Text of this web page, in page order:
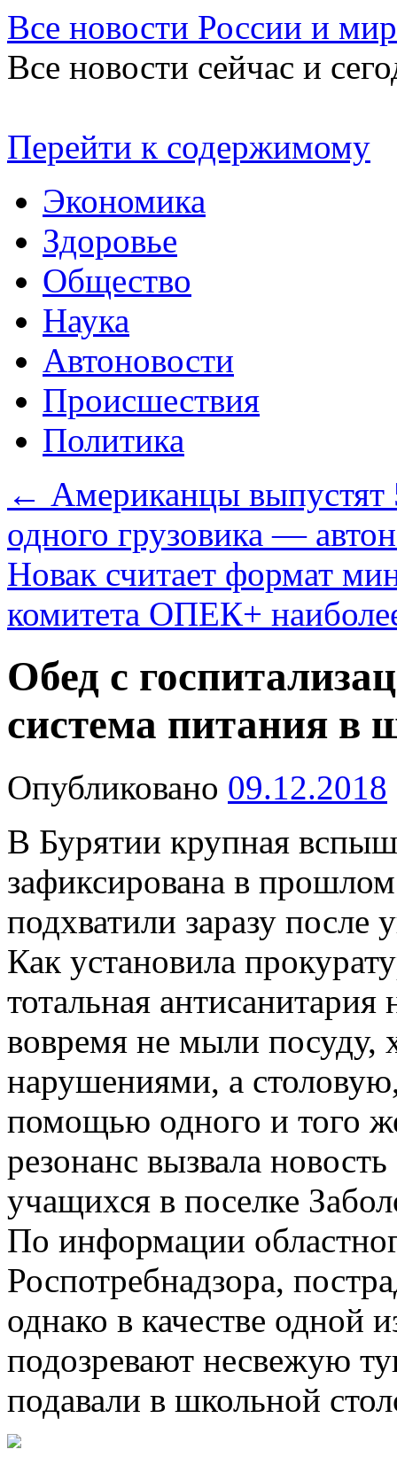
Все новости России и
Все новости сейчас и
Перейти к содержимому
Экономика
Здоровье
Общество
Наука
Автоновости
Происшествия
Политика
← Американцы выпустят
одного грузовика —
Новак считает формат
комитета ОПЕК+
Обед с
система питания в
Опубликовано 09.12.2018
В Бурятии крупная
зафиксирована в
подхватили заразу после
Как установила
тотальная
вовремя не мыли посуду,
нарушениями, а
помощью одного и того
резонанс вызвала
учащихся в поселке
По информации
Роспотребнадзора,
однако в качестве одной
подозревают несвежую
подавали в школьной